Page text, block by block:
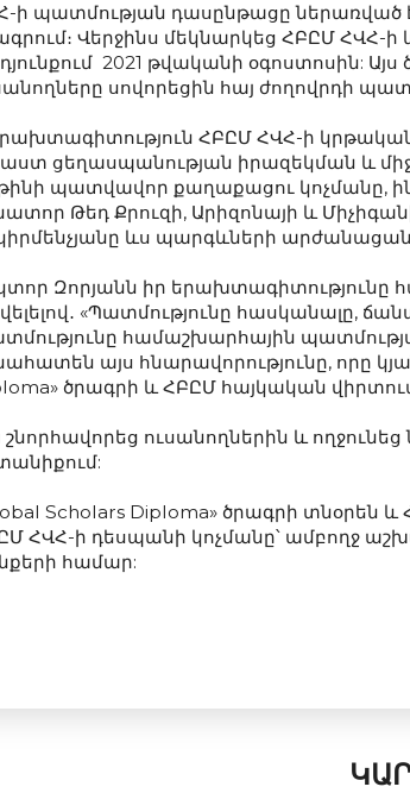
ի պատմության դասընթացը ներառված
Վերջինս մեկնարկեց ՀԲԸՄ ՀՎՀ-
2021 թվականի օգոստոսին:
սովորեցին հայ ժողովրդի
ՀԲԸՄ ՀՎՀ-ի
ցեղասպանության իրազեկման և
պատվավոր քաղաքացու կոչմանը,
Թեդ Քրուզի, Արիզոնայի և
ևս պարգևների
Զորյանն իր
«Պատմությունը հասկանալը,
համաշխարհային
այս հնարավորությունը, որը
ծրագրի և ՀԲԸՄ հայկական
ուսանողներին և
Scholars Diploma» ծրագրի
ՀՎՀ-ի դեսպանի կոչմանը՝ ամբողջ
համար: